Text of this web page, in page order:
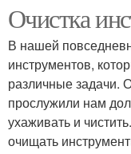
Очистка
В нашей
инструментов,
различные задачи.
прослужили нам
ухаживать и
очищать